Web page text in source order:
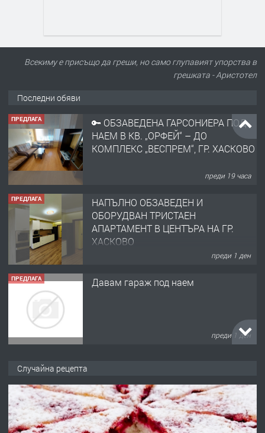
Всекиму е присъщо да греши, но само глупавият упорства в
грешката - Аристотел
Последни обяви
ПРЕДЛАГА
НАПЪЛНО ОБЗАВЕДЕН И
ОБОРУДВАН ТРИСТАЕН
АПАРТАМЕНТ В ЦЕНТЪРА НА ГР.
преди 1 ден
ПРЕДЛАГА Давам гараж под наем
преди 1 ден
ПРЕДЛАГА
№4120 Магазин/Офис под наем в кв.
преди 1 ден
КУБА
преди 2 дни
Случайна рецепта